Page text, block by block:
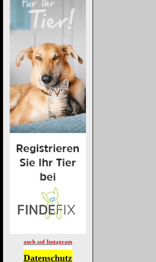
auch auf Instagram
Datenschutz